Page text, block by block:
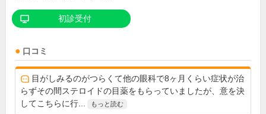
初診受付
口コミ
目がしみるのがつらくて他の眼科で8ヶ月くらい症状が治
らずその間ステロイドの目薬をもらっていましたが、意を決
してこちらに行...
もっと読む